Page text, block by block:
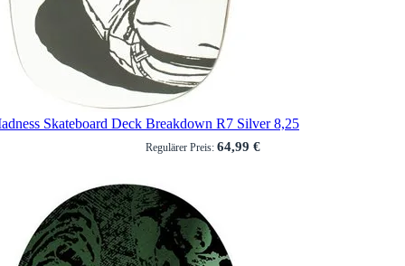
Skateboard Deck Breakdown R7 Silver 8,25
Regulärer Preis: 64,99 €